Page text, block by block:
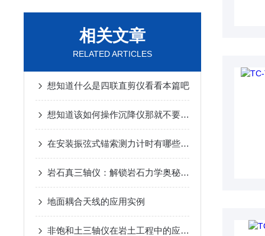
相关文章
RELATED ARTICLES
想知道什么是四联直剪仪看看本篇吧
想知道该如何操作沉降仪那就不要错过本篇
在安装振弦式锚索测力计时有哪些细节呢？
岩石真三轴仪：解锁岩石力学奥秘的精密钥匙
地面耦合天线的应用实例
非饱和土三轴仪在岩土工程中的应用与研究进展